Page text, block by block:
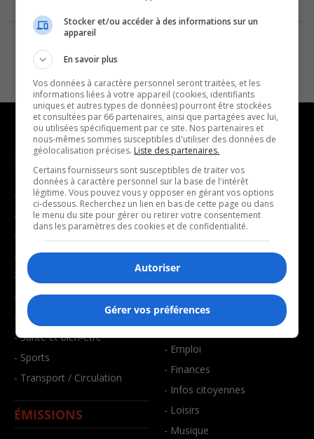
NOUVELLES
- Affaires municipales
- Communauté / Social
- Culture
- Économie
- Éducation
- Environnement
- Faits divers
- Santé et bien-être
- Sports
- Transport / Circulation
ÉMISSIONS
MUSIQUE
- Décompte franco
- Joué récemment
BALADOS
- Art de vivre
- Bien-être
- Emploi
- Finances
- Infos citoyennes
- Loisirs
- Musique
Stocker et/ou accéder à des informations sur un
appareil
En savoir plus
Vos données à caractère personnel seront traitées, et les
informations liées à votre appareil (cookies, identifiants
uniques et autres types de données) pourront être stockées
et consultées par 66 partenaires, ainsi que partagées avec lui,
ou utilisées spécifiquement par ce site. Nos partenaires et
nous-mêmes sommes susceptibles d'utiliser des données de
géolocalisation précises. Liste des partenaires.
Certains fournisseurs sont susceptibles de traiter vos
données à caractère personnel sur la base de l'intérêt
légitime. Vous pouvez vous y opposer en gérant vos options
ci-dessous. Recherchez un lien en bas de cette page ou dans
le menu du site pour gérer ou retirer votre consentement
dans les paramètres des cookies et de confidentialité.
Autoriser
Gérer vos préférences